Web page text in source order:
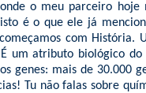
o meu parceiro
é o que ele já
com História.
um atributo biológico
genes: mais de 30.000
Tu não falas sobre